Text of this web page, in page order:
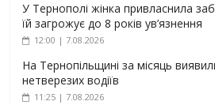
У Тернополі жінка привласнила
їй загрожує до 8 років ув’язнення
12:00 | 7.08.2026
На Тернопільщині за місяць
нетверезих водіїв
11:25 | 7.08.2026